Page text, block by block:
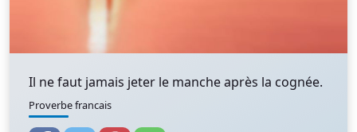
Il ne faut jamais jeter le manche après la cognée.
Proverbe francais